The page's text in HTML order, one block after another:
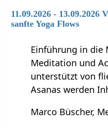
11.09.2026 - 13.09.2026
sanfte Yoga Flows
Einführung in die
Meditation und
unterstützt von
Asanas werden
Marco Büscher,